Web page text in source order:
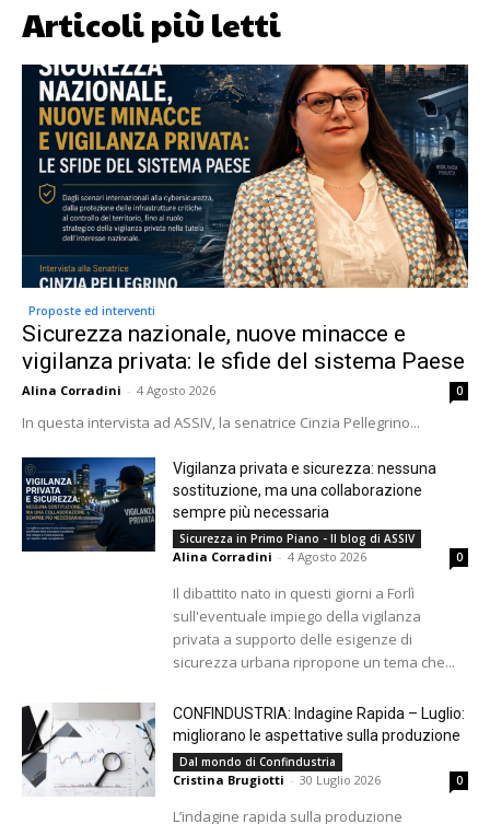
Articoli più letti
Proposte ed interventi
Sicurezza nazionale, nuove minacce e
vigilanza privata: le sfide del sistema Paese
Alina Corradini - 4 Agosto 2026 0
In questa intervista ad ASSIV, la senatrice Cinzia Pellegrino...
Vigilanza privata e sicurezza: nessuna
sostituzione, ma una collaborazione
sempre più necessaria
Sicurezza in Primo Piano - Il blog di ASSIV
Alina Corradini - 4 Agosto 2026 0
Il dibattito nato in questi giorni a Forlì
sull'eventuale impiego della vigilanza
privata a supporto delle esigenze di
sicurezza urbana ripropone un tema che...
CONFINDUSTRIA: Indagine Rapida – Luglio:
migliorano le aspettative sulla produzione
Dal mondo di Confindustria
Cristina Brugiotti - 30 Luglio 2026 0
L’indagine rapida sulla produzione